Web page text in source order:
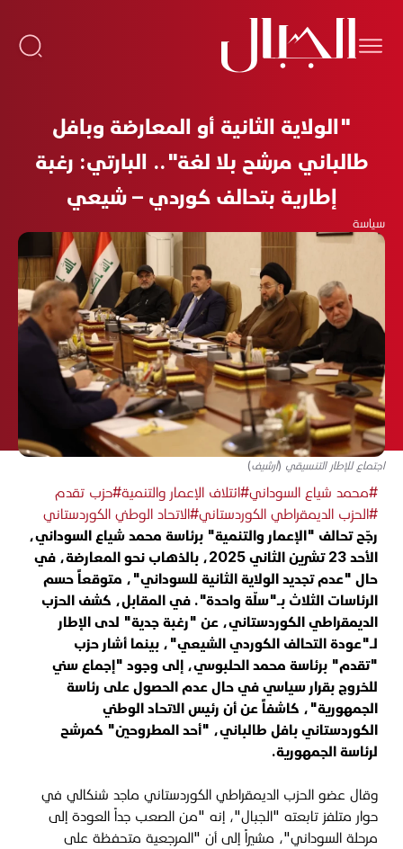
"الولاية الثانية أو المعارضة وبافل
طالباني مرشح بلا لغة".. البارتي: رغبة
إطارية بتحالف كوردي – شيعي
سياسة
اجتماع للإطار التنسيقي (أرشيف)
#محمد شياع السوداني#ائتلاف الإعمار والتنمية#حزب تقدم
#الحزب الديمقراطي الكوردستاني#الاتحاد الوطني الكوردستاني
رجّح تحالف "الإعمار والتنمية" برئاسة محمد شياع السوداني،
الأحد 23 تشرين الثاني 2025، بالذهاب نحو المعارضة، في
حال "عدم تجديد الولاية الثانية للسوداني"، متوقعاً حسم
الرئاسات الثلاث بـ"سلّة واحدة". في المقابل، كشف الحزب
الديمقراطي الكوردستاني، عن "رغبة جدية" لدى الإطار
لـ"عودة التحالف الكوردي الشيعي"، بينما أشار حزب
"تقدم" برئاسة محمد الحلبوسي، إلى وجود "إجماع سني
للخروج بقرار سياسي في حال عدم الحصول على رئاسة
الجمهورية"، كاشفاً عن أن رئيس الاتحاد الوطني
الكوردستاني بافل طالباني، "أحد المطروحين" كمرشح
لرئاسة الجمهورية.
وقال عضو الحزب الديمقراطي الكوردستاني ماجد شنكالي في
حوار متلفز تابعته "الجبال"، إنه "من الصعب جداً العودة إلى
مرحلة السوداني"، مشيراً إلى أن "المرجعية متحفظة على